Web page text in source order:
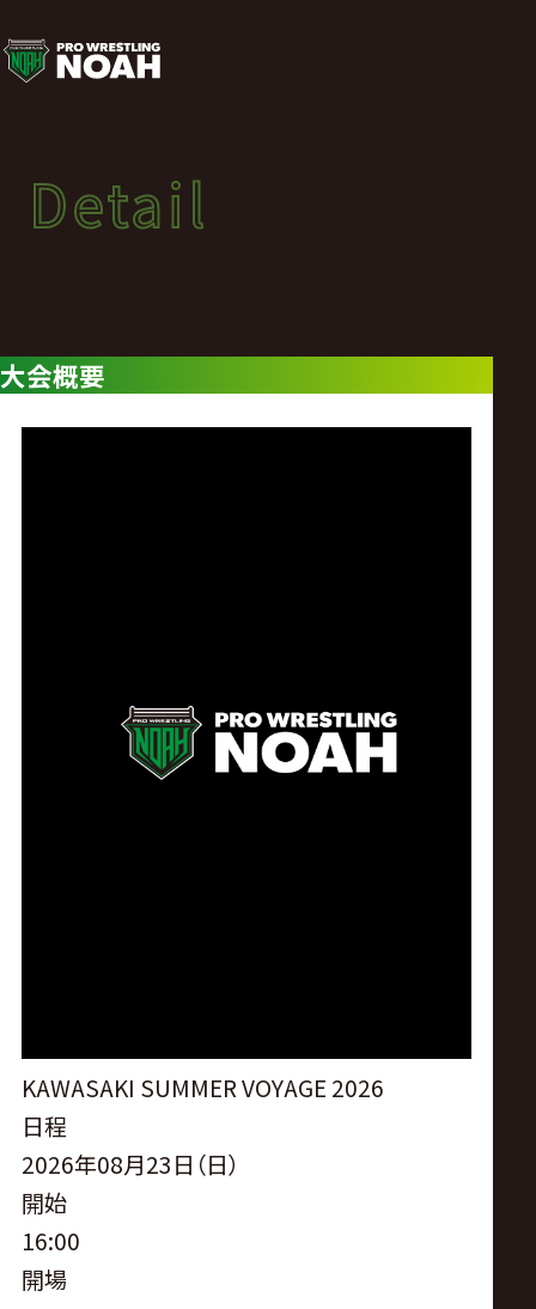
大
会
概
要
プ
ロ
サ
イ
ト
Detail
大会概要
Detail
大会概要
KAWASAKI SUMMER VOYAGE 2026
日程
2026年08月23日（日）
開始
16:00
開場